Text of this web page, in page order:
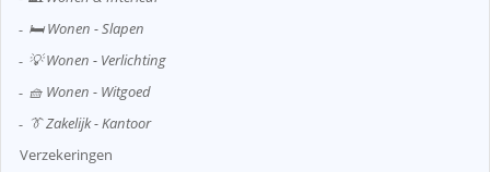
🛏️ Wonen - Slapen
💡 Wonen - Verlichting
🧺 Wonen - Witgoed
👔 Zakelijk - Kantoor
Verzekeringen